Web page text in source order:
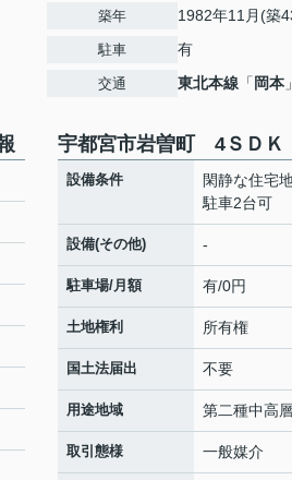
築年 1982年11月(築
駐車 有
交通 東北本線 「 岡本
宇都宮市岩曽町 4ＳＤ
設備条件
閑静な住宅
駐車2台可
設備(その他) -
駐車場/月額 有/0円
土地権利 所有権
国土法届出 不要
用途地域 第二種中高
取引態様 一般媒介